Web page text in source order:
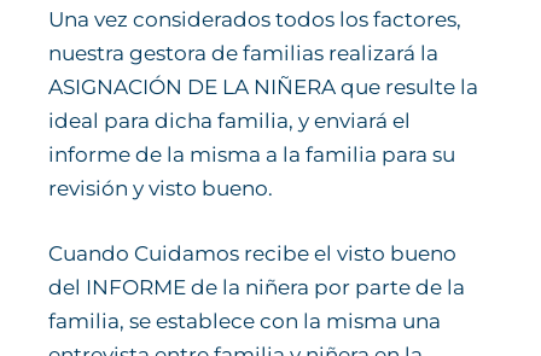
Una vez considerados todos los factores,
nuestra gestora de familias realizará la
ASIGNACIÓN DE LA NIÑERA que resulte la
ideal para dicha familia, y enviará el
informe de la misma a la familia para su
revisión y visto bueno.
Cuando Cuidamos recibe el visto bueno
del INFORME de la niñera por parte de la
familia, se establece con la misma una